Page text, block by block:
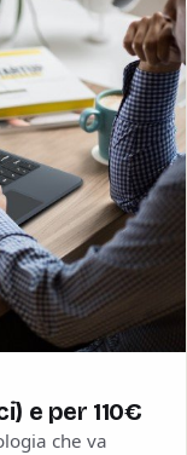
e per 110€
che va